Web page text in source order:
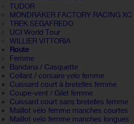
TUDOR
MONDRAKER FACTORY RACING XC
TREK SEGAFREDO
UCI World Tour
WILLIER VITTORIA
Route
Femme
Bandana / Casquette
Collant / corsaire velo femme
Cuissard court à bretelles femme
Coupe-vent / Gilet femme
Cuissard court sans bretelles femme
Maillot vélo femme manches courtes
Maillot velo femme manches longues